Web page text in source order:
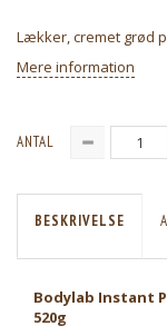
Lækker, cremet grød
Mere information
ANTAL
BESKRIVELSE
Bodylab Instant
520g